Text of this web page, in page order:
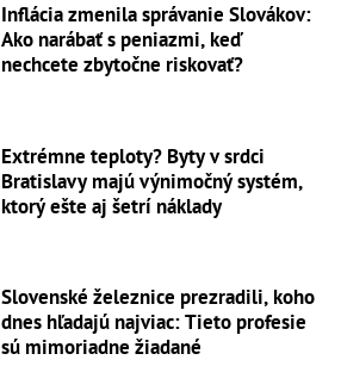
Inflácia zmenila správanie Slovákov:
Ako narábať s peniazmi, keď
nechcete zbytočne riskovať?
Extrémne teploty? Byty v srdci
Bratislavy majú výnimočný systém,
ktorý ešte aj šetrí náklady
Slovenské železnice prezradili, koho
dnes hľadajú najviac: Tieto profesie
sú mimoriadne žiadané